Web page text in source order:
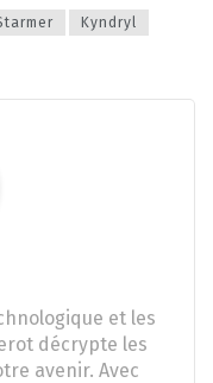
Kyndryl
et les
décrypte les
avenir. Avec